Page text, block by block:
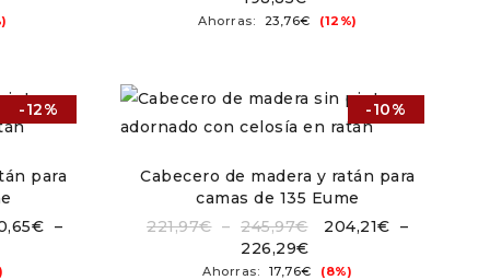
Ahorras: 23,76€ (12%)
-12%
para
€ –
-10%
Cabecero de madera y ratán para
camas de 135 Eume
221,97€ – 245,97€ 204,21€ –
226,29€
Ahorras: 17,76€ (8%)